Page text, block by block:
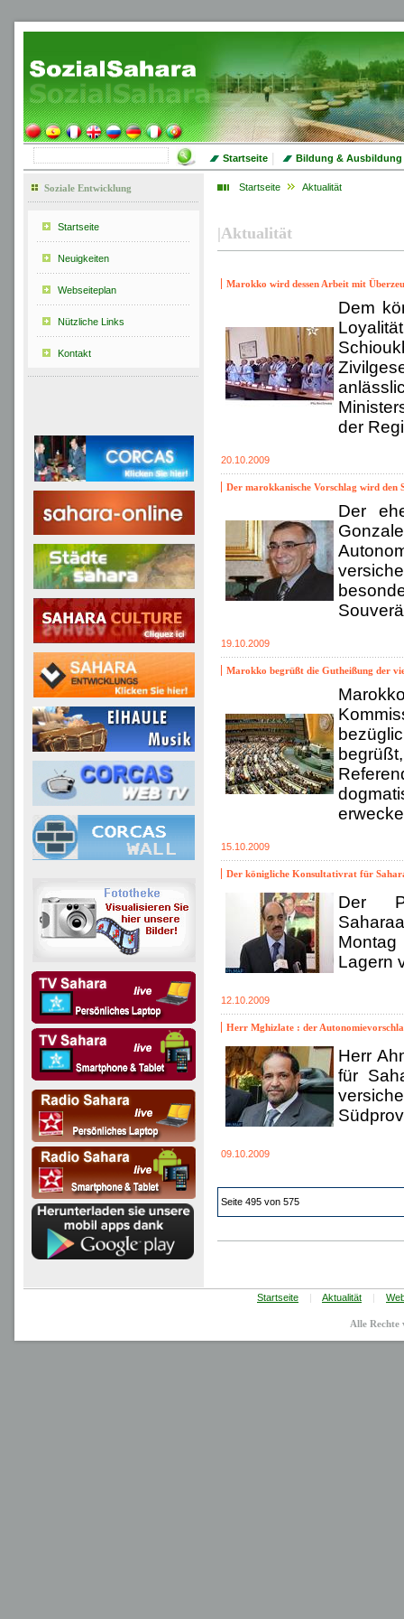
Startseite | Bildung & Ausbildung
Soziale Entwicklung
Startseite
Neuigkeiten
Webseiteplan
Nützliche Links
Kontakt
Startseite Aktualität
|Aktualität
Marokko wird dessen Arbeit mit
Dem
der
20.10.2009
Der marokkanische Vorschlag wird den
Der
19.10.2009
Marokko begrüßt die Gutheißung der
15.10.2009
Der königliche Konsultativrat für
Der
Lagern
12.10.2009
Herr Mghizlate : der
Herr
für
09.10.2009
Seite 495 von 575
Startseite | Aktualität |
Alle Rechte